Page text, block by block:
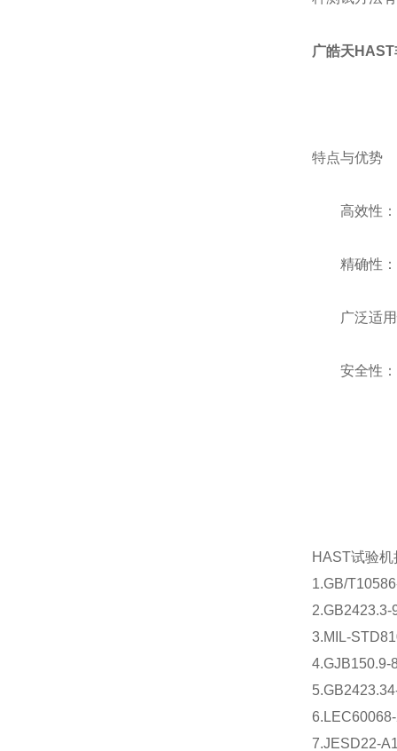
广皓天
特点与优势
高效性：
精确性：试
广泛适用性
安全性：试
HAST试验
1.GB/
3.MIL-
7.JESD22-